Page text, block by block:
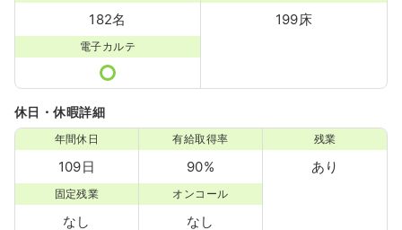
182名 199床
電子カルテ
休日・休暇詳細
年間休日
109日
有給取得率
90%
残業
あり
固定残業
なし
オンコール
なし